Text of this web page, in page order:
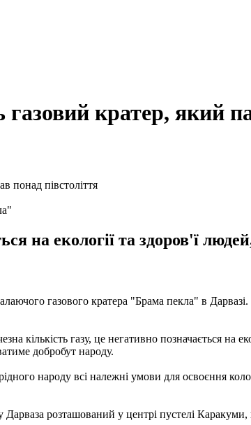
кратер, який
на екології та здоров'ї
газового кратера "Брама пекла" в
кількість газу, це негативно позначається
добробут народу.
народу всі належні умови для освоєння
розташований у центрі пустелі